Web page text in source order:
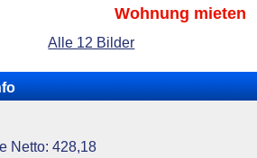
Wohnung mieten
Alle 12 Bilder
Netto: 428,18